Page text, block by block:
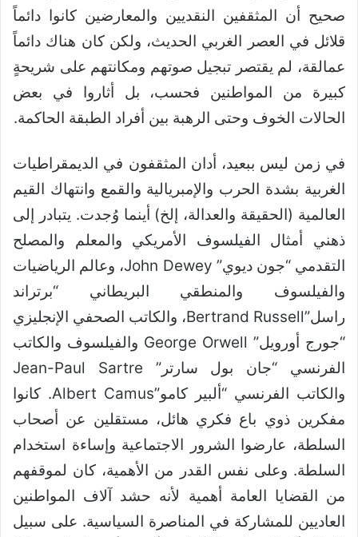
صحيح أن المثقفين النقديين والمعارضين كانوا دائماً
قلائل في العصر الغربي الحديث، ولكن كان هناك دائماً
عمالقة، لم يقتصر تبجيل صوتهم ومكانتهم على شريحةٍ
كبيرة من المواطنين فحسب، بل أثاروا في بعض
الحالات الخوف وحتى الرهبة بين أفراد الطبقة الحاكمة.
في زمن ليس ببعيد، أدان المثقفون في الديمقراطيات
الغربية بشدة الحرب والإمبريالية والقمع وانتهاك القيم
العالمية (الحقيقة والعدالة، إلخ) أينما وُجدت. يتبادر إلى
ذهني أمثال الفيلسوف الأمريكي والمعلم والمصلح
التقدمي “جون ديوي” John Dewey، وعالم الرياضيات
والفيلسوف والمنطقي البريطاني “برتراند
راسل”Bertrand Russell، والكاتب الصحفي الإنجليزي
“جورج أورويل” George Orwell والفيلسوف والكاتب
الفرنسي “جان بول سارتر” Jean-Paul Sartre
والكاتب الفرنسي “ألبير كامو”Albert Camus. كانوا
مفكرين ذوي باع فكري هائل، مستقلين عن أصحاب
السلطة، عارضوا الشرور الاجتماعية وإساءة استخدام
السلطة. وعلى نفس القدر من الأهمية، كان لموقفهم
من القضايا العامة أهمية لأنه حشد آلاف المواطنين
العاديين للمشاركة في المناصرة السياسية. على سبيل